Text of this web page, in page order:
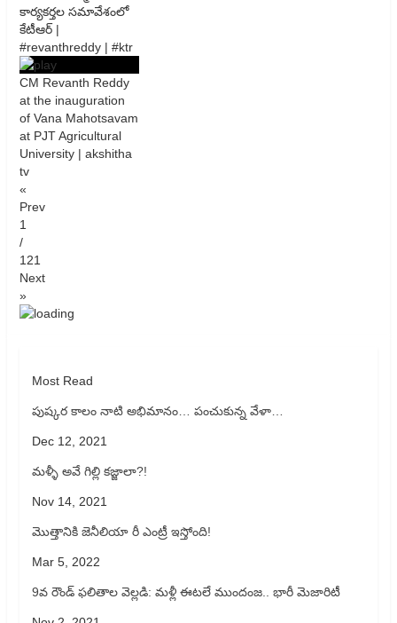
కార్యకర్తల సమావేశంలో
కేటీఆర్ |
#revanthreddy | #ktr
CM Revanth Reddy
at the inauguration
of Vana Mahotsavam
at PJT Agricultural
University | akshitha
tv
«
Prev
1
/
121
Next
»
Most Read
పుష్కర కాలం నాటి అభిమానం… పంచుకున్న వేళా…
Dec 12, 2021
మళ్ళీ అవే గిల్లి కజ్జాలా?!
Nov 14, 2021
మొత్తానికి జెనీలియా రీ ఎంట్రీ ఇస్తోంది!
Mar 5, 2022
9వ రౌండ్ ఫలితాల వెల్లడి: మళ్లీ ఈటలే ముందంజ.. భారీ మెజారిటీ